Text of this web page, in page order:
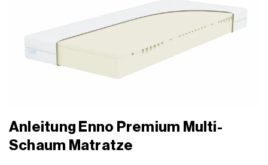
Anleitung Enno Premium Multi-
Schaum Matratze